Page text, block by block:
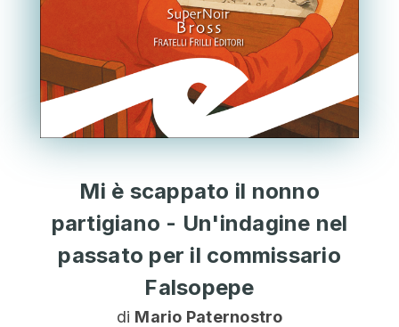
Mi è scappato il nonno
partigiano - Un'indagine nel
passato per il commissario
Falsopepe
di Mario Paternostro